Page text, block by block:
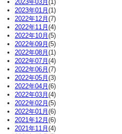
2023年03月(1)
2023年01月(1)
2022年12月(7)
2022年11月(4)
2022年10月(5)
2022年09月(5)
2022年08月(1)
2022年07月(4)
2022年06月(7)
2022年05月(3)
2022年04月(6)
2022年03月(4)
2022年02月(5)
2022年01月(6)
2021年12月(6)
2021年11月(4)